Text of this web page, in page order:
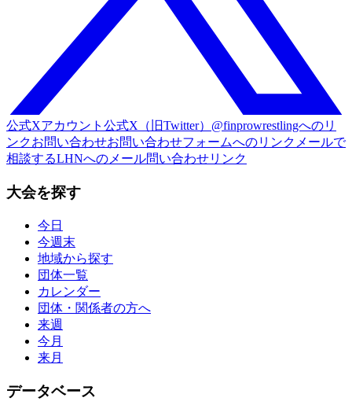
公式Xアカウント 公式X（旧Twitter）@finprowrestlingへのリ
ンクお問い合わせお問い合わせフォームへのリンク メールで
相談するLHNへのメール問い合わせリンク
大会を探す
今日
今週末
地域から探す
団体一覧
カレンダー
団体・関係者の方へ
来週
今月
来月
データベース